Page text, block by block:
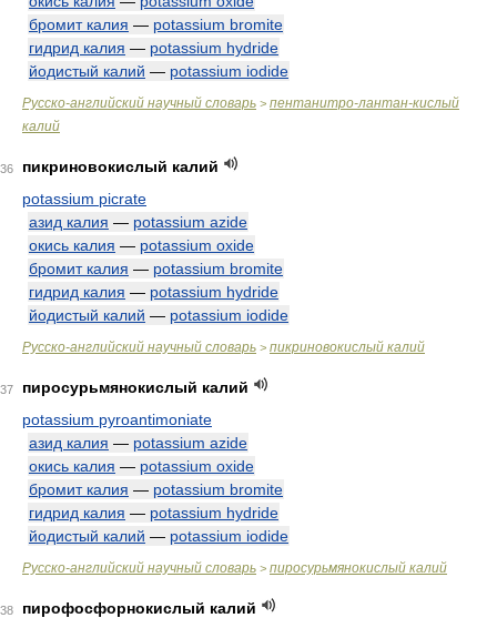
бромит калия — potassium bromite
гидрид калия — potassium hydride
йодистый калий — potassium iodide
Русско-английский научный словарь > пентанитро-лантан-кислый
калий
36
пикриновокислый калий
potassium picrate
азид калия — potassium azide
окись калия — potassium oxide
бромит калия — potassium bromite
гидрид калия — potassium hydride
йодистый калий — potassium iodide
Русско-английский научный словарь > пикриновокислый калий
37
пиросурьмянокислый калий
potassium pyroantimoniate
азид калия — potassium azide
окись калия — potassium oxide
бромит калия — potassium bromite
гидрид калия — potassium hydride
йодистый калий — potassium iodide
Русско-английский научный словарь > пиросурьмянокислый калий
38
пирофосфорнокислый калий